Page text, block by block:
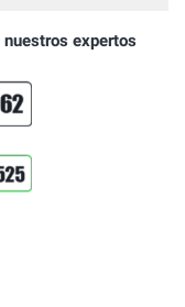
expertos